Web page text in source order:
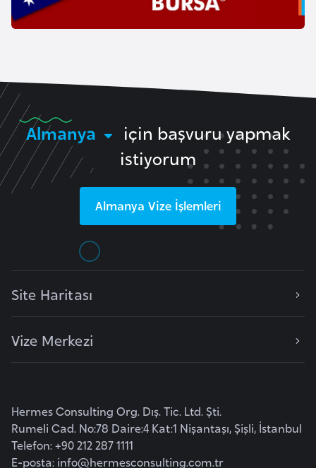
Almanya
için başvuru yapmak
istiyorum
Almanya Vize İşlemleri
Site Haritası
Vize Merkezi
Hermes Consulting Org. Dış. Tic. Ltd. Şti.
Rumeli Cad. No:78 Daire:4 Kat:1 Nişantaşı, Şişli, İstanbul
Telefon: +90 212 287 1111
E-posta: info@hermesconsulting.com.tr
a
i
a
F
G
o
G
a
m
b